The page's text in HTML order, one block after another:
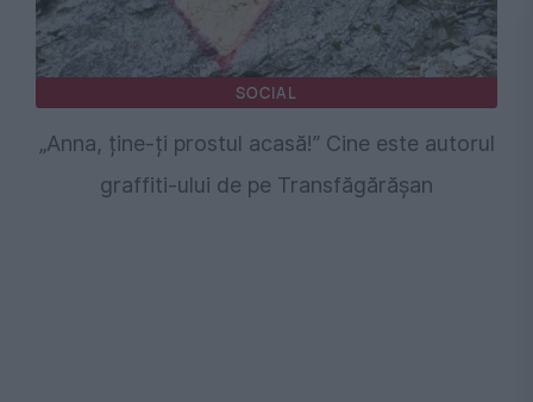
SOCIAL
„Anna, ține-ți prostul acasă!” Cine este autorul
graffiti-ului de pe Transfăgărășan